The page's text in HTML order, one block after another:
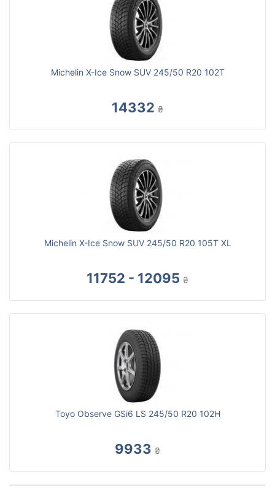
Michelin X-Ice Snow SUV 245/50 R20 102T
14332 ₴
Michelin X-Ice Snow SUV 245/50 R20 105T XL
11752 - 12095 ₴
Toyo Observe GSi6 LS 245/50 R20 102H
9933 ₴